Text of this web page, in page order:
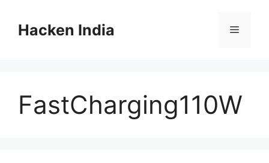
contentHacken India Menu
FastCharging110W